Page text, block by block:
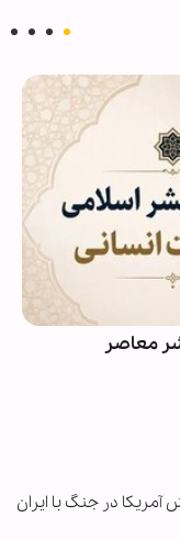
معاصر
آمریکا در جنگ با ایران